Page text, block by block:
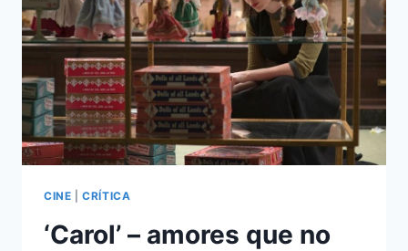
CINE |CRÍTICA
‘Carol’ – amores que no